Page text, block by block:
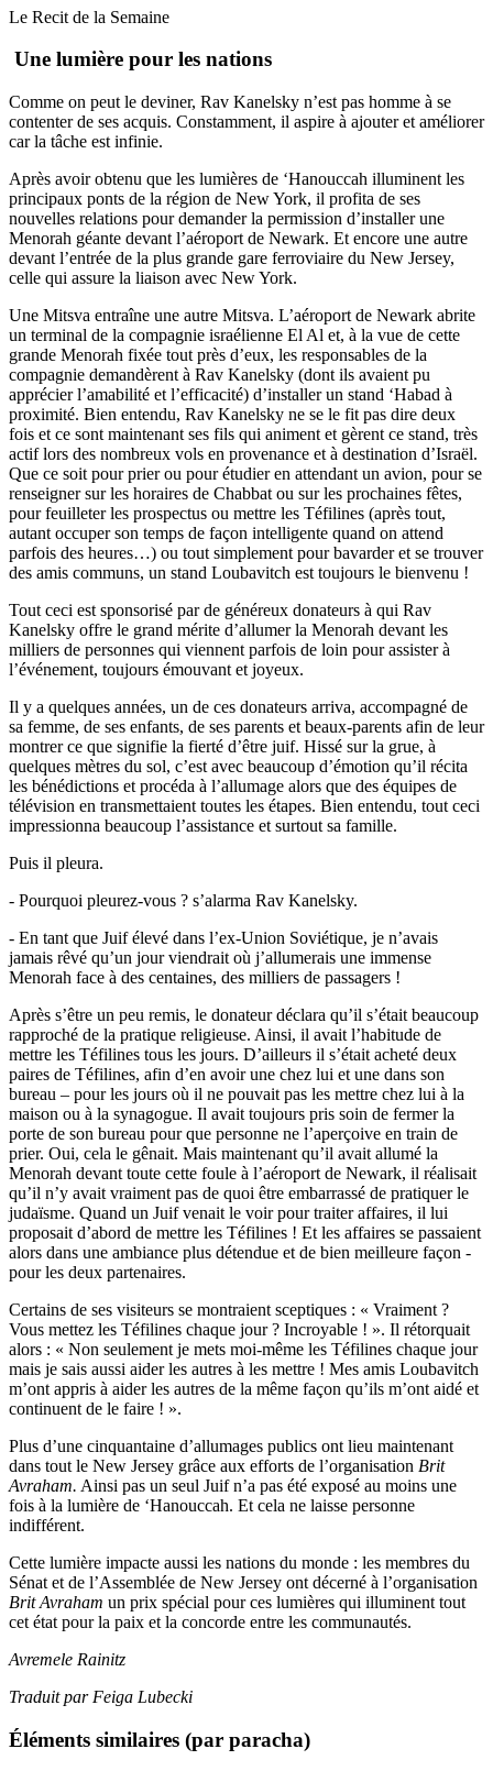
Le Recit de la Semaine
Une lumière pour les nations
Comme on peut le deviner, Rav Kanelsky n’est pas homme à se
contenter de ses acquis. Constamment, il aspire à ajouter et améliorer
car la tâche est infinie.
Après avoir obtenu que les lumières de ‘Hanouccah illuminent les
principaux ponts de la région de New York, il profita de ses
nouvelles relations pour demander la permission d’installer une
Menorah géante devant l’aéroport de Newark. Et encore une autre
devant l’entrée de la plus grande gare ferroviaire du New Jersey,
celle qui assure la liaison avec New York.
Une Mitsva entraîne une autre Mitsva. L’aéroport de Newark abrite
un terminal de la compagnie israélienne El Al et, à la vue de cette
grande Menorah fixée tout près d’eux, les responsables de la
compagnie demandèrent à Rav Kanelsky (dont ils avaient pu
apprécier l’amabilité et l’efficacité) d’installer un stand ‘Habad à
proximité. Bien entendu, Rav Kanelsky ne se le fit pas dire deux
fois et ce sont maintenant ses fils qui animent et gèrent ce stand, très
actif lors des nombreux vols en provenance et à destination d’Israël.
Que ce soit pour prier ou pour étudier en attendant un avion, pour se
renseigner sur les horaires de Chabbat ou sur les prochaines fêtes,
pour feuilleter les prospectus ou mettre les Téfilines (après tout,
autant occuper son temps de façon intelligente quand on attend
parfois des heures…) ou tout simplement pour bavarder et se trouver
des amis communs, un stand Loubavitch est toujours le bienvenu !
Tout ceci est sponsorisé par de généreux donateurs à qui Rav
Kanelsky offre le grand mérite d’allumer la Menorah devant les
milliers de personnes qui viennent parfois de loin pour assister à
l’événement, toujours émouvant et joyeux.
Il y a quelques années, un de ces donateurs arriva, accompagné de
sa femme, de ses enfants, de ses parents et beaux-parents afin de leur
montrer ce que signifie la fierté d’être juif. Hissé sur la grue, à
quelques mètres du sol, c’est avec beaucoup d’émotion qu’il récita
les bénédictions et procéda à l’allumage alors que des équipes de
télévision en transmettaient toutes les étapes. Bien entendu, tout ceci
impressionna beaucoup l’assistance et surtout sa famille.
Puis il pleura.
- Pourquoi pleurez-vous ? s’alarma Rav Kanelsky.
- En tant que Juif élevé dans l’ex-Union Soviétique, je n’avais
jamais rêvé qu’un jour viendrait où j’allumerais une immense
Menorah face à des centaines, des milliers de passagers !
Après s’être un peu remis, le donateur déclara qu’il s’était beaucoup
rapproché de la pratique religieuse. Ainsi, il avait l’habitude de
mettre les Téfilines tous les jours. D’ailleurs il s’était acheté deux
paires de Téfilines, afin d’en avoir une chez lui et une dans son
bureau – pour les jours où il ne pouvait pas les mettre chez lui à la
maison ou à la synagogue. Il avait toujours pris soin de fermer la
porte de son bureau pour que personne ne l’aperçoive en train de
prier. Oui, cela le gênait. Mais maintenant qu’il avait allumé la
Menorah devant toute cette foule à l’aéroport de Newark, il réalisait
qu’il n’y avait vraiment pas de quoi être embarrassé de pratiquer le
judaïsme. Quand un Juif venait le voir pour traiter affaires, il lui
proposait d’abord de mettre les Téfilines ! Et les affaires se passaient
alors dans une ambiance plus détendue et de bien meilleure façon -
pour les deux partenaires.
Certains de ses visiteurs se montraient sceptiques : « Vraiment ?
Vous mettez les Téfilines chaque jour ? Incroyable ! ». Il rétorquait
alors : « Non seulement je mets moi-même les Téfilines chaque jour
mais je sais aussi aider les autres à les mettre ! Mes amis Loubavitch
m’ont appris à aider les autres de la même façon qu’ils m’ont aidé et
continuent de le faire ! ».
Plus d’une cinquantaine d’allumages publics ont lieu maintenant
dans tout le New Jersey grâce aux efforts de l’organisation Brit
Avraham. Ainsi pas un seul Juif n’a pas été exposé au moins une
fois à la lumière de ‘Hanouccah. Et cela ne laisse personne
indifférent.
Cette lumière impacte aussi les nations du monde : les membres du
Sénat et de l’Assemblée de New Jersey ont décerné à l’organisation
Brit Avraham un prix spécial pour ces lumières qui illuminent tout
cet état pour la paix et la concorde entre les communautés.
Avremele Rainitz
Traduit par Feiga Lubecki
Éléments similaires (par paracha)